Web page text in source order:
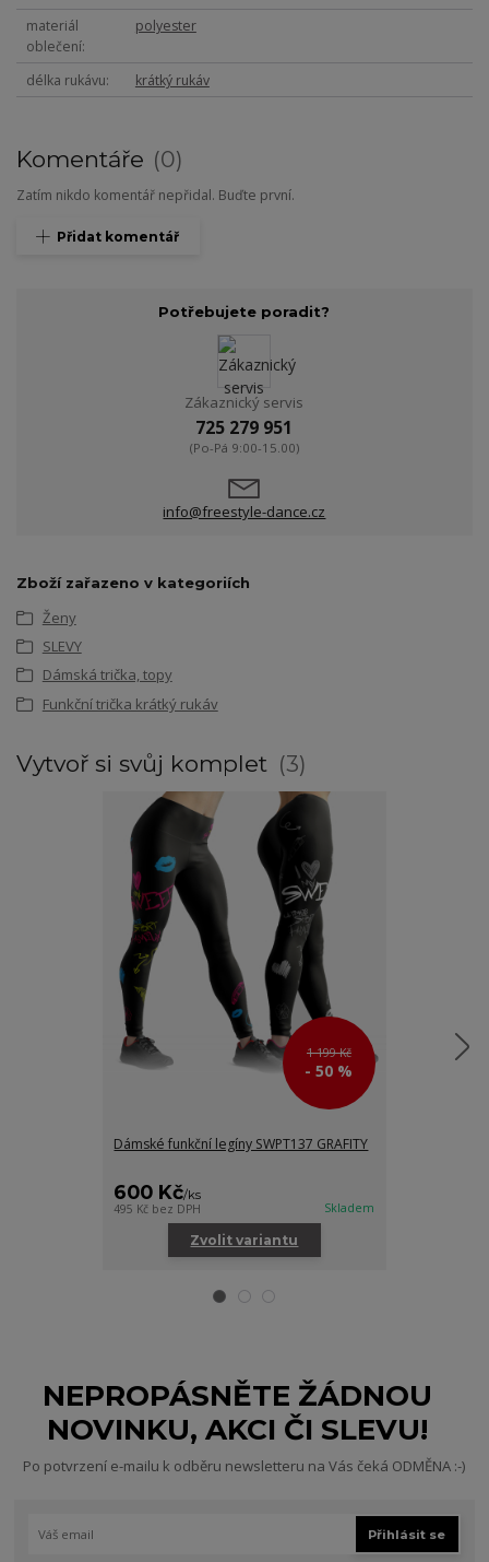
materiál
oblečení
polyester
délka rukávu krátký rukáv
Komentáře 0
Zatím nikdo komentář nepřidal. Buďte první.
Přidat komentář
Potřebujete poradit?
Zákaznický servis
725 279 951
(Po-Pá 9:00-15.00)
info@freestyle-dance.cz
Zboží zařazeno v kategoriích
Ženy
SLEVY
Dámská trička, topy
Funkční trička krátký rukáv
Vytvoř si svůj komplet 3
1 199 Kč
- 50 %
Dámské funkční legíny SWPT137 GRAFITY
600 Kč/ks
495 Kč bez DPH Skladem
Zvolit variantu
NEPROPÁSNĚTE ŽÁDNOU
NOVINKU, AKCI ČI SLEVU!
Po potvrzení e-mailu k odběru newsletteru na Vás čeká ODMĚNA :-)
Přihlásit se